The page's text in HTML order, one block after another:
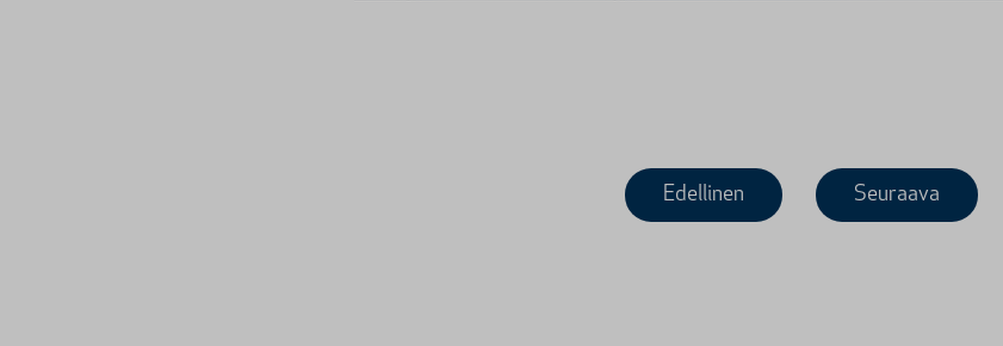
Edellinen Seuraava